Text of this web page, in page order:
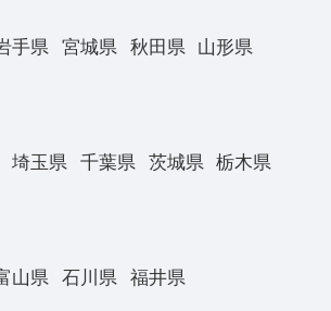
手県 宮城県 秋田県
山形県
埼玉県 千葉県 茨城県
栃木県
山県 石川県 福井県